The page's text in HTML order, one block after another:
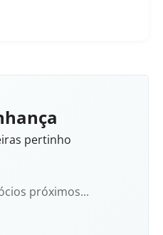
pertinho
próximos...